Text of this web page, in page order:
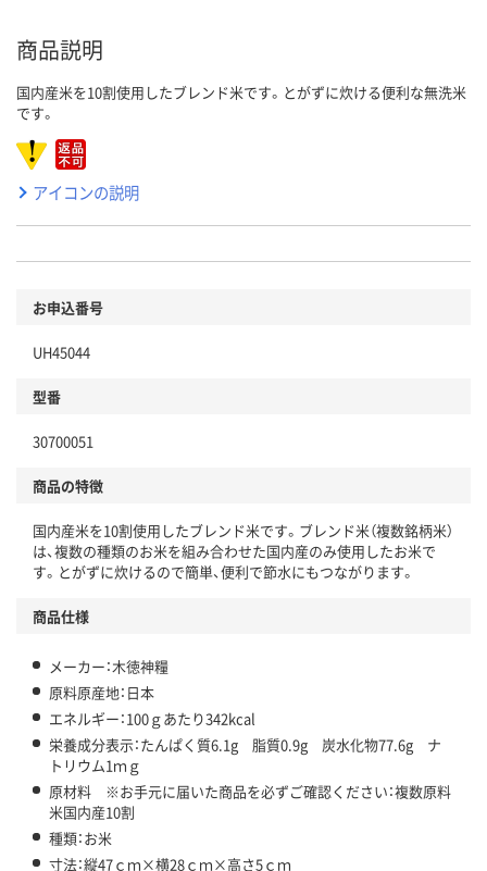
商品説明
国内産米を10割使用したブレンド米です。とがずに炊ける便利な無洗米
です。
アイコンの説明
お申込番号
UH45044
型番
30700051
商品の特徴
国内産米を10割使用したブレンド米です。ブレンド米（複数銘柄米）
は、複数の種類のお米を組み合わせた国内産のみ使用したお米で
す。とがずに炊けるので簡単、便利で節水にもつながります。
商品仕様
メーカー：木徳神糧
原料原産地：日本
エネルギー：100ｇあたり342kcal
栄養成分表示：たんぱく質6.1g 脂質0.9g 炭水化物77.6g ナ
トリウム1ｍｇ
原材料 ※お手元に届いた商品を必ずご確認ください：複数原料
米国内産10割
種類：お米
寸法：縦47ｃｍ×横28ｃｍ×高さ5ｃｍ